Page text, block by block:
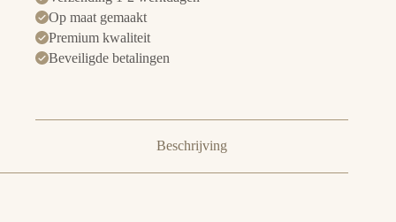
Op maat gemaakt
Premium kwaliteit
Beveiligde betalingen
Beschrijving